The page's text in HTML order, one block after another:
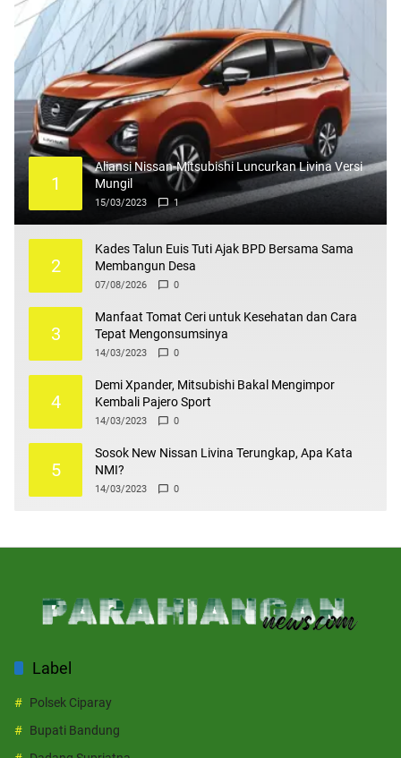
1
Aliansi Nissan-Mitsubishi Luncurkan Livina Versi
Mungil
15/03/2023 1
2
Kades Talun Euis Tuti Ajak BPD Bersama Sama
Membangun Desa
07/08/2026 0
3
Manfaat Tomat Ceri untuk Kesehatan dan Cara
Tepat Mengonsumsinya
14/03/2023 0
4
Demi Xpander, Mitsubishi Bakal Mengimpor
Kembali Pajero Sport
14/03/2023 0
5
Sosok New Nissan Livina Terungkap, Apa Kata
NMI?
14/03/2023 0
Label
Polsek Ciparay
Bupati Bandung